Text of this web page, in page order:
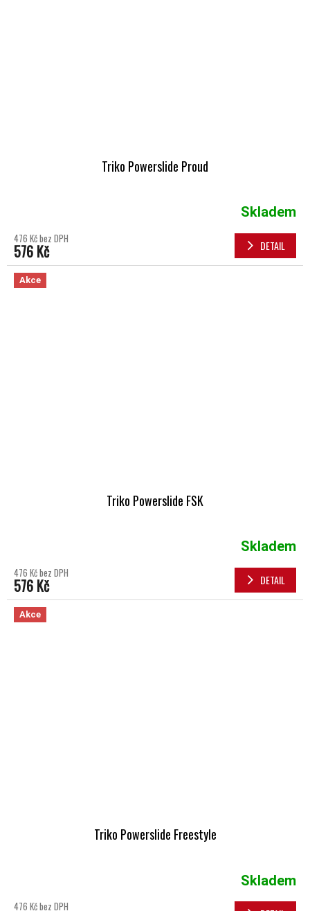
Triko Powerslide Proud
Skladem
476 Kč bez DPH
576 Kč DETAIL
Akce
Triko Powerslide FSK
Skladem
476 Kč bez DPH
576 Kč DETAIL
Akce
Triko Powerslide Freestyle
Skladem
476 Kč bez DPH